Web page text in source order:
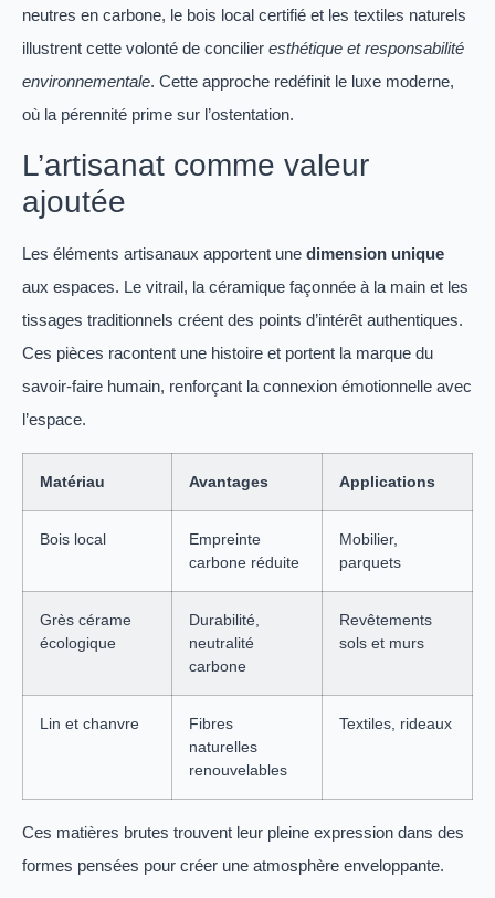
neutres en carbone, le bois local certifié et les textiles naturels
illustrent cette volonté de concilier esthétique et responsabilité
environnementale. Cette approche redéfinit le luxe moderne,
où la pérennité prime sur l’ostentation.
L’artisanat comme valeur
ajoutée
Les éléments artisanaux apportent une dimension unique
aux espaces. Le vitrail, la céramique façonnée à la main et les
tissages traditionnels créent des points d’intérêt authentiques.
Ces pièces racontent une histoire et portent la marque du
savoir-faire humain, renforçant la connexion émotionnelle avec
l’espace.
Matériau Avantages Applications
Bois local
Empreinte
carbone réduite
Mobilier,
parquets
Grès cérame
écologique
Durabilité,
neutralité
carbone
Revêtements
sols et murs
Lin et chanvre
Fibres
naturelles
renouvelables
Textiles, rideaux
Ces matières brutes trouvent leur pleine expression dans des
formes pensées pour créer une atmosphère enveloppante.